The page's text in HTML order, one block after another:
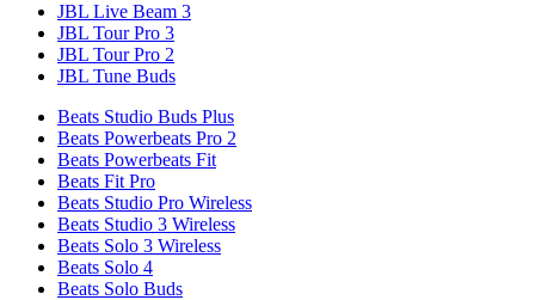
JBL Live Beam 3
JBL Tour Pro 3
JBL Tour Pro 2
JBL Tune Buds
Beats Studio Buds Plus
Beats Powerbeats Pro 2
Beats Powerbeats Fit
Beats Fit Pro
Beats Studio Pro Wireless
Beats Studio 3 Wireless
Beats Solo 3 Wireless
Beats Solo 4
Beats Solo Buds